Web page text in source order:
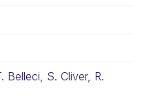
Belleci, S. Cliver, R.